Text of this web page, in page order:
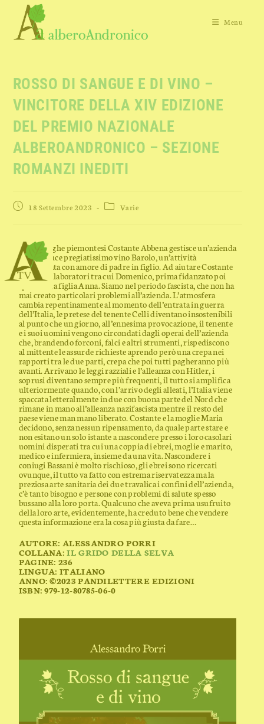
Menu
ROSSO DI SANGUE E DI VINO –
VINCITORE DELLA XIV EDIZIONE
DEL PREMIO NAZIONALE
ALBEROANDRONICO – SEZIONE
ROMANZI INEDITI
18 Settembre 2023 Varie
Nelle Langhe piemontesi Costante Abbena gestisce un’azienda
che produce pregiatissimo vino Barolo, un’attività
tramandata con amore di padre in figlio. Ad aiutare Costante
storici collaboratori tra cui Domenico, prima fidanzato poi
sposo della figlia Anna. Siamo nel periodo fascista, che non ha
mai creato particolari problemi all’azienda. L’atmosfera
cambia repentinamente al momento dell’entrata in guerra
dell’Italia, le pretese del tenente Celli diventano insostenibili
al punto che un giorno, all’ennesima provocazione, il tenente
e i suoi uomini vengono circondati dagli operai dell’azienda
che, brandendo forconi, falci e altri strumenti, rispediscono
al mittente le assurde richieste aprendo però una crepa nei
rapporti tra le due parti, crepa che poi tutti pagheranno più
avanti. Arrivano le leggi razziali e l’alleanza con Hitler, i
soprusi diventano sempre più frequenti, il tutto si amplifica
ulteriormente quando, con l’arrivo degli alleati, l’Italia viene
spaccata letteralmente in due con buona parte del Nord che
rimane in mano all’alleanza nazifascista mentre il resto del
paese viene man mano liberato. Costante e la moglie Maria
decidono, senza nessun ripensamento, da quale parte stare e
non esitano un solo istante a nascondere presso i loro casolari
uomini disperati tra cui una coppia di ebrei, moglie e marito,
medico e infermiera, insieme da una vita. Nascondere i
coniugi Bassani è molto rischioso, gli ebrei sono ricercati
ovunque, il tutto va fatto con estrema riservatezza ma la
preziosa arte sanitaria dei due travalica i confini dell’azienda,
c’è tanto bisogno e persone con problemi di salute spesso
bussano alla loro porta. Qualcuno che aveva prima usufruito
della loro arte, evidentemente, ha creduto bene che vendere
questa informazione era la cosa più giusta da fare…
AUTORE: ALESSANDRO PORRI
COLLANA:IL GRIDO DELLA SELVA
PAGINE: 236
LINGUA: ITALIANO
ANNO: ©2023 PANDILETTERE EDIZIONI
ISBN: 979-12-80785-06-0